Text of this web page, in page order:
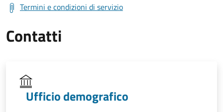
Termini e condizioni di servizio
Contatti
Ufficio demografico